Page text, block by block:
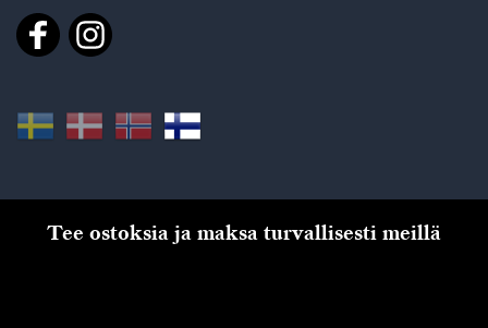
Tee ostoksia ja maksa turvallisesti meillä